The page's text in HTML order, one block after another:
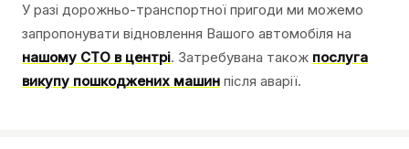
У разі дорожньо-транспортної пригоди ми можемо
запропонувати відновлення Вашого автомобіля на
нашому СТО в центрі. Затребувана також послуга
викупу пошкоджених машин після аварії.